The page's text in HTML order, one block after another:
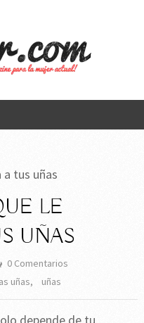
tus uñas
LE
UÑAS
0 Comentarios
uñas, uñas
depende de tu